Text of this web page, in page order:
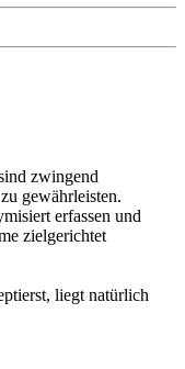
zwingend
gewährleisten.
erfassen und
zielgerichtet
liegt natürlich